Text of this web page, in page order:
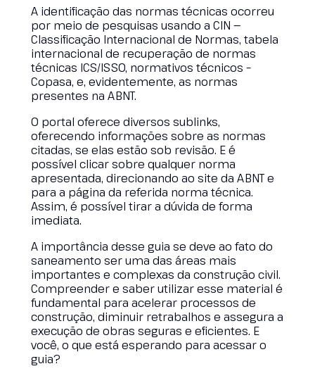
A identificação das normas técnicas ocorreu
por meio de pesquisas usando a CIN —
Classificação Internacional de Normas, tabela
internacional de recuperação de normas
técnicas ICS/ISSO, normativos técnicos –
Copasa, e, evidentemente, as normas
presentes na ABNT.
O portal oferece diversos sublinks,
oferecendo informações sobre as normas
citadas, se elas estão sob revisão. E é
possível clicar sobre qualquer norma
apresentada, direcionando ao site da ABNT e
para a página da referida norma técnica.
Assim, é possível tirar a dúvida de forma
imediata.
A importância desse guia se deve ao fato do
saneamento ser uma das áreas mais
importantes e complexas da construção civil.
Compreender e saber utilizar esse material é
fundamental para acelerar processos de
construção, diminuir retrabalhos e assegura a
execução de obras seguras e eficientes. E
você, o que está esperando para acessar o
guia?